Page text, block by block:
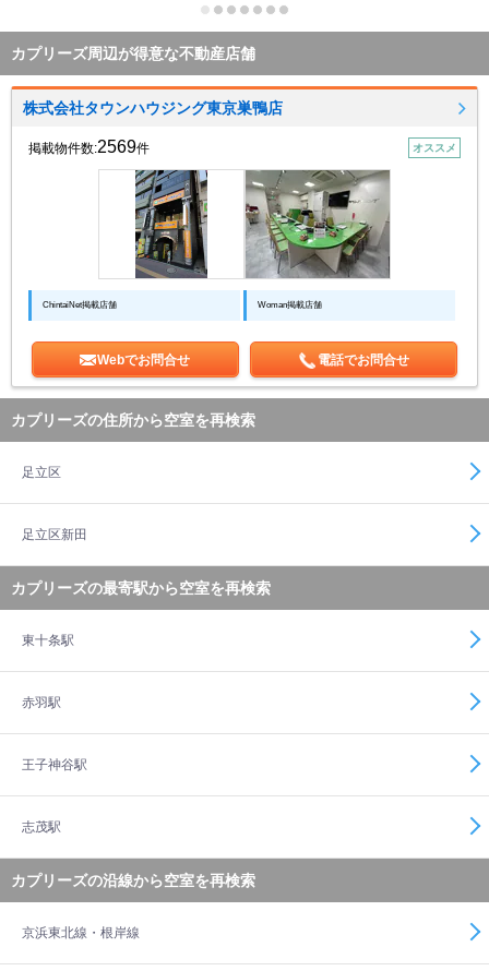
カプリーズ周辺が得意な不動産店舗
株式会社タウンハウジング東京巣鴨店
掲載物件数:2569件 オススメ
ChintaiNet掲載店舗 Woman掲載店舗
Webでお問合せ 電話でお問合せ
カプリーズの住所から空室を再検索
足立区
足立区新田
カプリーズの最寄駅から空室を再検索
東十条駅
赤羽駅
王子神谷駅
志茂駅
カプリーズの沿線から空室を再検索
京浜東北線・根岸線